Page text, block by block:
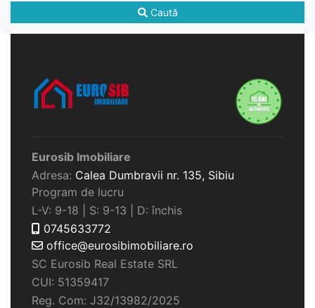
Caută
Eurosib Imobiliare
Adresa: Calea Dumbravii nr. 135, Sibiu
Program de lucru
L-V: 9-18 | S: 9-13 | D: închis
0745633772
office@eurosibimobiliare.ro
SC Eurosib Real Estate SRL
CUI: 51359417
Reg. Com: J32/13982/2025